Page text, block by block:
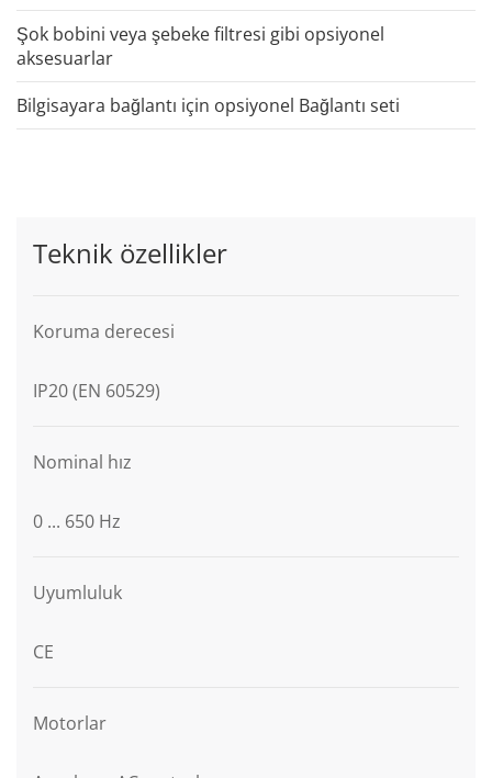
Şok bobini veya şebeke filtresi gibi opsiyonel
aksesuarlar
Bilgisayara bağlantı için opsiyonel Bağlantı seti
Teknik özellikler
Koruma derecesi
IP20 (EN 60529)
Nominal hız
0 ... 650 Hz
Uyumluluk
CE
Motorlar